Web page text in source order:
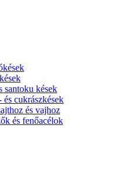
santoku kések
és cukrászkések
és vajhoz
és fenőacélok